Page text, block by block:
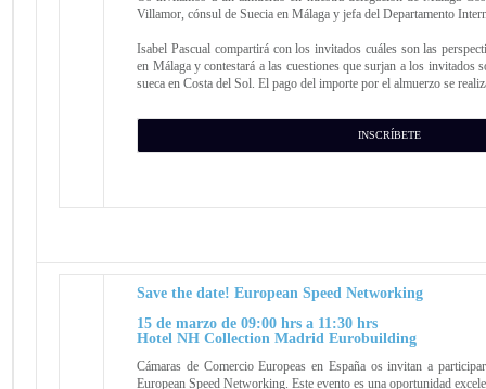
Villamor, cónsul de Suecia en Málaga y jefa del Departamento
Isabel Pascual compartirá con los invitados cuáles son las
en Málaga y contestará a las cuestiones que surjan a los invitados
sueca en Costa del Sol. El pago del importe por el almuerzo se
INSCRÍBETE
Save the date! European Speed Networking
15 de marzo de 09:00 hrs a 11:30 hrs
Hotel NH Collection Madrid Eurobuilding
Cámaras de Comercio Europeas en España os invitan a
European Speed Networking. Este evento es una oportunidad